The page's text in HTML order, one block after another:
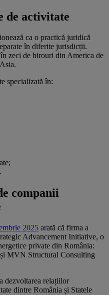
de activitate
ca o practică juridică
în diferite jurisdicții.
zeci de birouri din America de
specializată în:
companii
2025 arată că firma a
Advancement Initiative, o
private din România:
MVN Structural Consulting
dezvoltarea relațiilor
dintre România și Statele